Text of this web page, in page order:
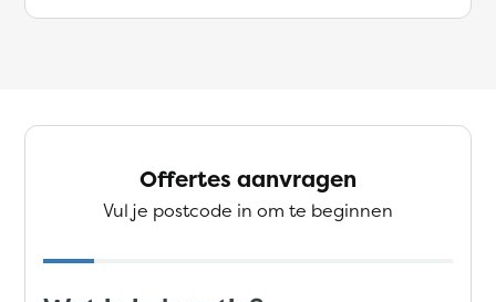
Offertes aanvragen
Vul je postcode in om te beginnen